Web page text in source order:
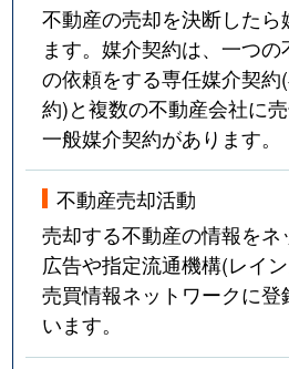
不動産の売却を決断したら
ます。媒介契約は、一つ
の依頼をする専任媒介契
約)と複数の不動産会社に
一般媒介契約があります。
不動産売却活動
売却する不動産の情報を
広告や指定流通機構(レイ
売買情報ネットワークに
います。